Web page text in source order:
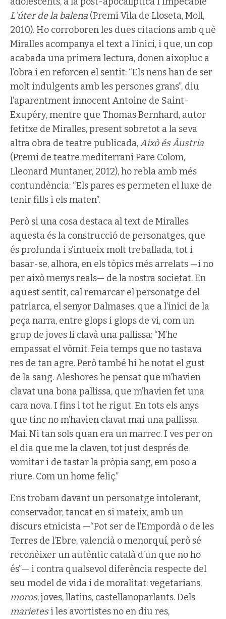
L’úter de la balena (Premi Vila de Lloseta, Moll,
2010). Ho corroboren les dues citacions amb què
Miralles acompanya el text a l’inici, i que, un cop
acabada una primera lectura, donen aixopluc a
l’obra i en reforcen el sentit: “Els nens han de ser
molt indulgents amb les persones grans”, diu
l’aparentment innocent Antoine de Saint-
Exupéry, mentre que Thomas Bernhard, autor
fetitxe de Miralles, present sobretot a la seva
altra obra de teatre publicada,Això és Àustria
(Premi de teatre mediterrani Pare Colom,
Lleonard Muntaner, 2012), ho rebla amb més
contundència: “Els pares es permeten el luxe de
tenir fills i els maten”.
Però si una cosa destaca al text de Miralles
aquesta és la construcció de personatges, que
és profunda i s’intueix molt treballada, tot i
basar-se, alhora, en els tòpics més arrelats —i no
per això menys reals— de la nostra societat. En
aquest sentit, cal remarcar el personatge del
patriarca, el senyor Dalmases, que a l’inici de la
peça narra, entre glops i glops de vi, com un
grup de joves li clavà una pallissa: “M’he
empassat el vòmit. Feia temps que no tastava
res de tan agre. Però també hi he notat el gust
de la sang. Aleshores he pensat que m’havien
clavat una bona pallissa, que m’havien fet una
cara nova. I fins i tot he rigut. En tots els anys
que tinc no m’havien clavat mai una pallissa.
Mai. Ni tan sols quan era un marrec. I ves per on
el dia que me la claven, tot just després de
vomitar i de tastar la pròpia sang, em poso a
riure. Com un home feliç.”
Ens trobam davant un personatge intolerant,
conservador, tancat en si mateix, amb un
discurs etnicista —“Pot ser de l’Empordà o de les
Terres de l’Ebre, valencià o menorquí, però sé
reconèixer un autèntic català d’un que no ho
és”— i contra qualsevol diferència respecte del
seu model de vida i de moralitat: vegetarians,
moros, joves, llatins, castellanoparlants. Dels
marietesi les avortistes no en diu res,